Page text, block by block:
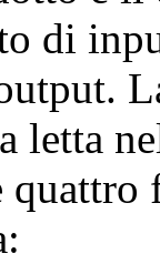
di
letta